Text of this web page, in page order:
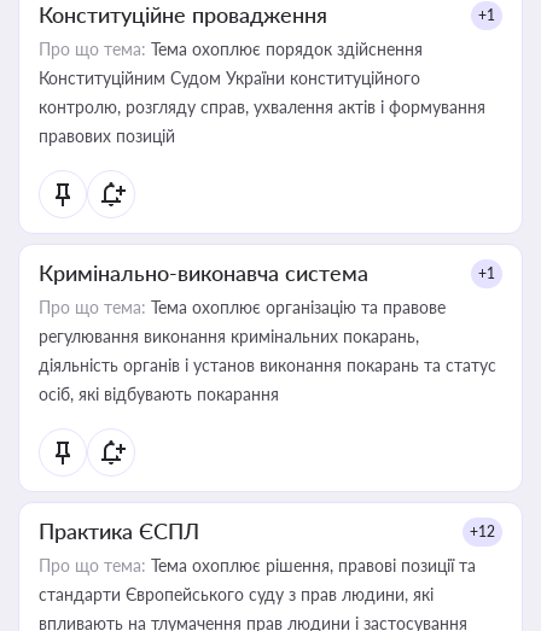
Конституційне провадження +1
Про що тема: Тема охоплює порядок здійснення
Конституційним Судом України конституційного
контролю, розгляду справ, ухвалення актів і формування
правових позицій
Кримінально-виконавча система +1
Про що тема: Тема охоплює організацію та правове
регулювання виконання кримінальних покарань,
діяльність органів і установ виконання покарань та статус
осіб, які відбувають покарання
Практика ЄСПЛ +12
Про що тема: Тема охоплює рішення, правові позиції та
стандарти Європейського суду з прав людини, які
впливають на тлумачення прав людини і застосування